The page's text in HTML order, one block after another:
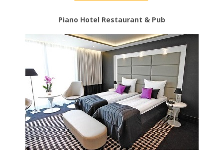
Piano Hotel Restaurant & Pub